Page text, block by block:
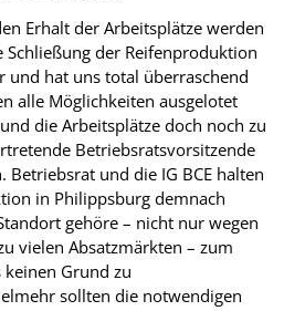
Erhalt der Arbeitsplätze werden
Schließung der Reifenproduktion
hat uns total überraschend
alle Möglichkeiten ausgelotet
die Arbeitsplätze doch noch zu
Betriebsratsvorsitzende
Betriebsrat und die IG BCE halten
in Philippsburg demnach
gehöre – nicht nur wegen
vielen Absatzmärkten – zum
keinen Grund zu
sollten die notwendigen